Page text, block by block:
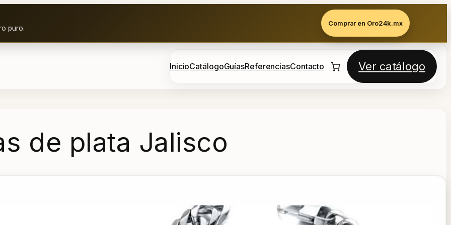
puro.
Comprar en Oro24k.mx
InicioCatálogoGuíasReferenciasContacto Ver catálogo
de plata Jalisco